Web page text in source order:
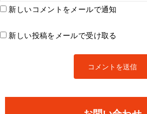
新しいコメントをメールで通知
新しい投稿をメールで受け取る